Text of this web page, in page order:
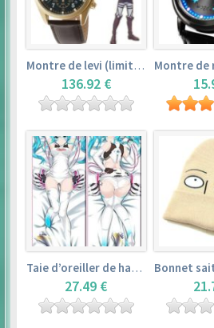
Montre de levi (limited edition) – shingeki no kyojin
136.92 €
Taie d’oreiller de hatsune miku (150cm×50cm) – vocaloid
27.49 €